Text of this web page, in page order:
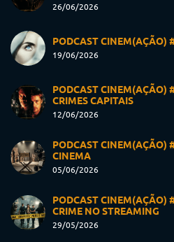
26/06/2026
PODCAST CINEM(AÇÃO)
19/06/2026
PODCAST CINEM(AÇÃO)
CRIMES CAPITAIS
12/06/2026
PODCAST CINEM(AÇÃO)
CINEMA
05/06/2026
PODCAST CINEM(AÇÃO)
CRIME NO STREAMING
29/05/2026